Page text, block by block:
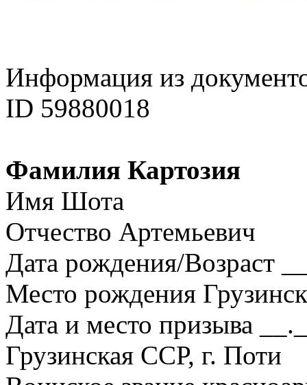
Информация из
ID 59880018
Фамилия Картозия
Имя Шота
Отчество Артемьевич
Дата рождения/Возраст
Место рождения
Дата и место призыва
Грузинская ССР, г. Поти